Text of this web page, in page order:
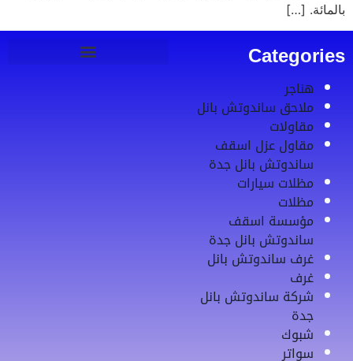
بالمائة. […]
Categories
هناجر
ملاحق ساندوتش بانل
مقاولات
مقاول عزل اسقف
ساندوتش بانل جدة
مظلات سيارات
مظلات
مؤسسة اسقف
ساندوتش بانل جدة
غرف ساندوتش بانل
غرف
شركة ساندوتش بانل
جدة
شبوك
سواتر